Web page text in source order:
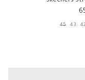
42
43
45